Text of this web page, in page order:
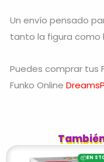
Un envío pensado
tanto la figura como
Puedes comprar tus
Funko Online
📦EN